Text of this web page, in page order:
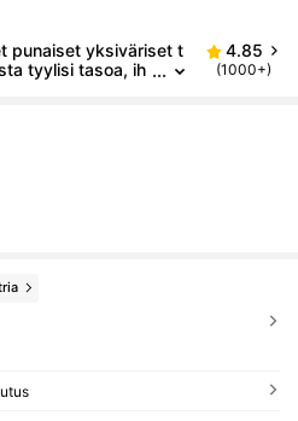
punaiset yksiväriset t
tyylisi tasoa, ih
4.85
(1000+)